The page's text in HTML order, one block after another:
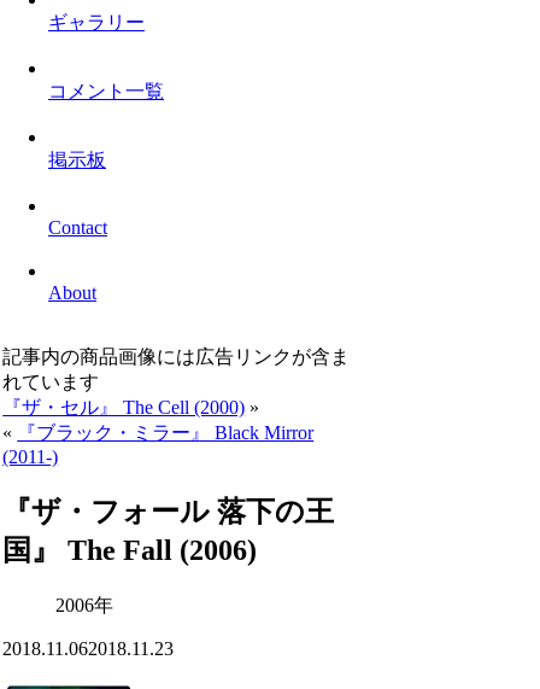
ギャラリー
コメント一覧
掲示板
Contact
About
記事内の商品画像には広告リンクが含ま
れています
『ザ・セル』 The Cell (2000) »
«
『ブラック・ミラー』 Black Mirror
(2011-)
『ザ・フォール 落下の王
国』 The Fall (2006)
2006年
2018.11.062018.11.23